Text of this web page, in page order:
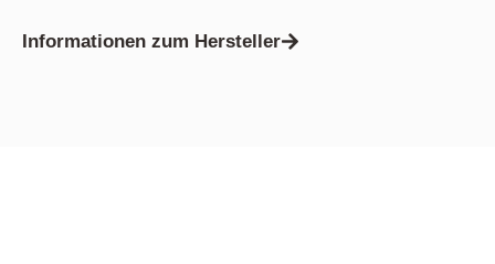
Informationen zum Hersteller